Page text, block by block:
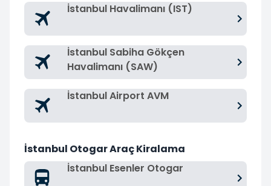
İstanbul Havalimanı (IST)
İstanbul Sabiha Gökçen
Havalimanı (SAW)
İstanbul Airport AVM
İstanbul Otogar Araç Kiralama
İstanbul Esenler Otogar